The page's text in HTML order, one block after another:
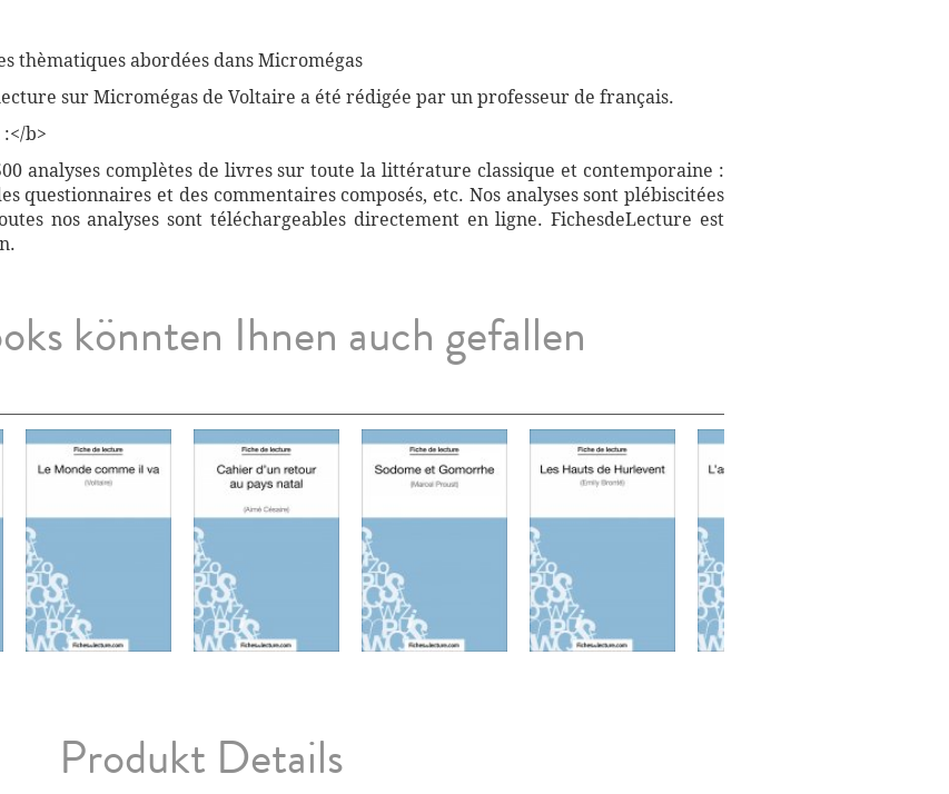
thèmatiques abordées dans Micromégas
sur Micromégas de Voltaire a été rédigée par un professeur de français.
b>
analyses complètes de livres sur toute la littérature classique et contemporaine :
questionnaires et des commentaires composés, etc. Nos analyses sont plébiscitées
nos analyses sont téléchargeables directement en ligne. FichesdeLecture est
könnten Ihnen auch gefallen
Produkt Details